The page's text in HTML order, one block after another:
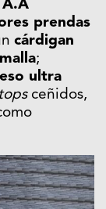
A.A
prendas
cárdigan
;
ultra
topsceñidos,